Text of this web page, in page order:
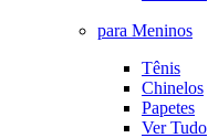
para Meninos
Tênis
Chinelos
Papetes
Ver Tudo